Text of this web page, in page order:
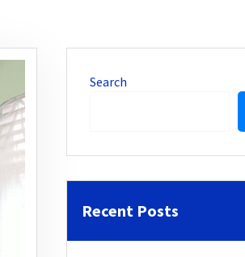
Search
Recent Posts